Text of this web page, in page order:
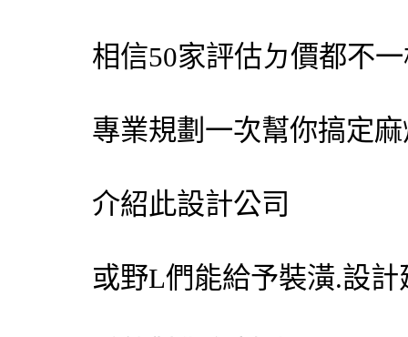
相信50家評估ㄉ價都不
專業規劃一次幫你搞定
介紹此設計公司
或野L們能給予裝潢.設計